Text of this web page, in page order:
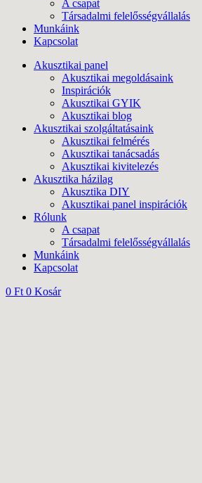
A csapat
Társadalmi felelősségvállalás
Munkáink
Kapcsolat
Akusztikai panel
Akusztikai megoldásaink
Inspirációk
Akusztikai GYIK
Akusztikai blog
Akusztikai szolgáltatásaink
Akusztikai felmérés
Akusztikai tanácsadás
Akusztikai kivitelezés
Akusztika házilag
Akusztika DIY
Akusztikai panel inspirációk
Rólunk
A csapat
Társadalmi felelősségvállalás
Munkáink
Kapcsolat
0 Ft 0 Kosár